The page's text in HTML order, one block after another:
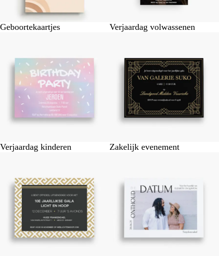
Geboortekaartjes Verjaardag volwassenen
Verjaardag kinderen Zakelijk evenement